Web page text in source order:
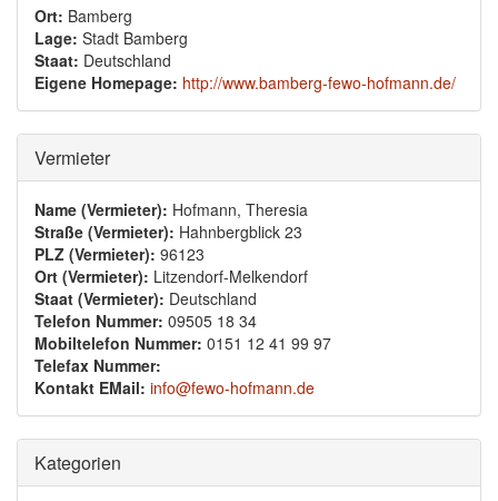
Ort: Bamberg
Lage: Stadt Bamberg
Staat: Deutschland
Eigene Homepage: http://www.bamberg-fewo-hofmann.de/
Ausblenden
Vermieter
Name (Vermieter): Hofmann, Theresia
Straße (Vermieter): Hahnbergblick 23
PLZ (Vermieter): 96123
Ort (Vermieter): Litzendorf-Melkendorf
Staat (Vermieter): Deutschland
Telefon Nummer: 09505 18 34
Mobiltelefon Nummer: 0151 12 41 99 97
Telefax Nummer:
Kontakt EMail: info@fewo-hofmann.de
Ausblenden
Kategorien